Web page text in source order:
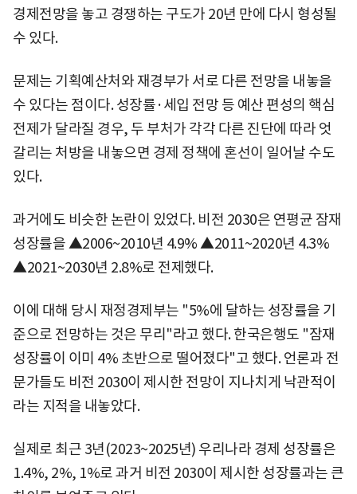
경제전망을 놓고 경쟁하는 구도가 20년 만에 다시 형성될
수 있다.
문제는 기획예산처와 재경부가 서로 다른 전망을 내놓을
수 있다는 점이다. 성장률·세입 전망 등 예산 편성의 핵심
전제가 달라질 경우, 두 부처가 각각 다른 진단에 따라 엇
갈리는 처방을 내놓으면 경제 정책에 혼선이 일어날 수도
있다.
과거에도 비슷한 논란이 있었다. 비전 2030은 연평균 잠재
성장률을 ▲2006~2010년 4.9% ▲2011~2020년 4.3%
▲2021~2030년 2.8%로 전제했다.
이에 대해 당시 재정경제부는 "5%에 달하는 성장률을 기
준으로 전망하는 것은 무리"라고 했다. 한국은행도 "잠재
성장률이 이미 4% 초반으로 떨어졌다"고 했다. 언론과 전
문가들도 비전 2030이 제시한 전망이 지나치게 낙관적이
라는 지적을 내놓았다.
실제로 최근 3년(2023~2025년) 우리나라 경제 성장률은
1.4%, 2%, 1%로 과거 비전 2030이 제시한 성장률과는 큰